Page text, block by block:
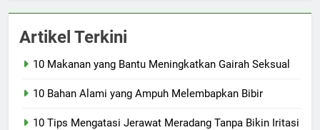
Artikel Terkini
10 Makanan yang Bantu Meningkatkan Gairah Seksual
10 Bahan Alami yang Ampuh Melembapkan Bibir
10 Tips Mengatasi Jerawat Meradang Tanpa Bikin Iritasi